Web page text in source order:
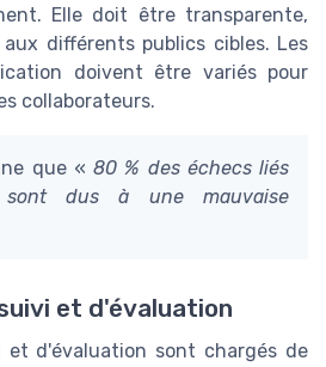
Elle doit être transparente,
différents publics cibles. Les
doivent être variés pour
collaborateurs.
que «80 % des échecs liés
sont dus à une mauvaise
et d'évaluation
et d'évaluation sont chargés de